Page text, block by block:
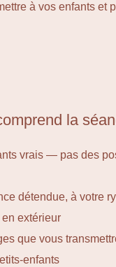
à vos enfants et
la
vrais — pas des
détendue, à votre
extérieur
que vous
enfants